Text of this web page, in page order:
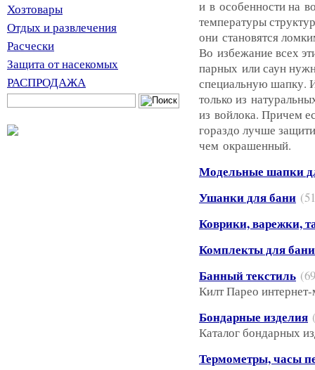
Хозтовары
Отдых и развлечения
Расчески
Защита от насекомых
РАСПРОДАЖА
и в особенности на
температуры
они становятся
Во избежание всех
парных или саун
специальную шапку.
только из
из войлока. Причем
гораздо лучше
чем окрашенный.
Модельные шапки
Ушанки для бани
Коврики, варежки,
Комплекты для бани
Банный текстиль
Килт Парео интернет-
Бондарные изделия
Каталог бондарных
Термометры, часы